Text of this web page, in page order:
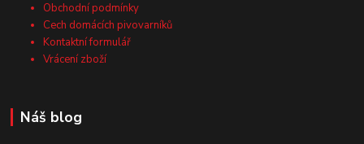
Obchodní podmínky
Cech domácích pivovarníků
Kontaktní formulář
Vrácení zboží
Náš blog